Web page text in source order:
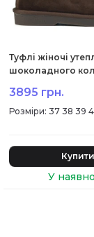
Туфлі жіночі
шоколадного
3895 грн.
: 37 38 39
Купити